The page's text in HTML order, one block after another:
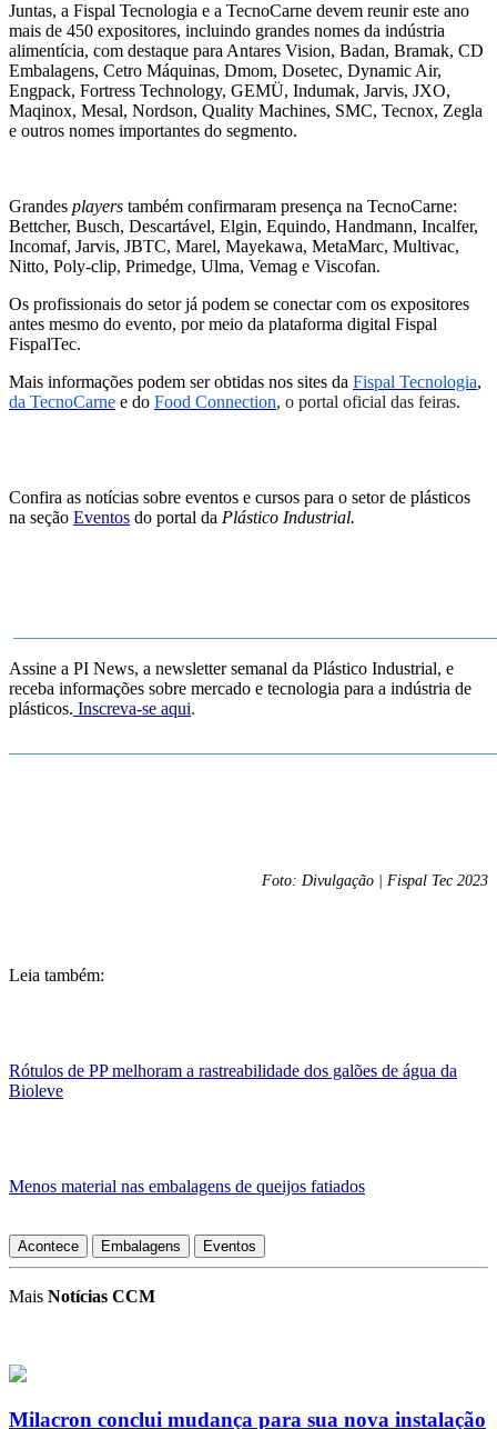
Juntas, a Fispal Tecnologia e a TecnoCarne devem reunir este ano
mais de 450 expositores, incluindo grandes nomes da indústria
alimentícia, com destaque para Antares Vision, Badan, Bramak, CD
Embalagens, Cetro Máquinas, Dmom, Dosetec, Dynamic Air,
Engpack, Fortress Technology, GEMÜ, Indumak, Jarvis, JXO,
Maqinox, Mesal, Nordson, Quality Machines, SMC, Tecnox, Zegla
e outros nomes importantes do segmento.
Grandes players também confirmaram presença na TecnoCarne:
Bettcher, Busch, Descartável, Elgin, Equindo, Handmann, Incalfer,
Incomaf, Jarvis, JBTC, Marel, Mayekawa, MetaMarc, Multivac,
Nitto, Poly-clip, Primedge, Ulma, Vemag e Viscofan.
Os profissionais do setorjá podem se conectar com os expositores
antes mesmo do evento, por meio da plataforma digital Fispal
FispalTec.
Mais informações podem ser obtidas nos sites da Fispal Tecnologia,
da TecnoCarne e do Food Connection, o portal oficial das feiras.
Confira as notícias sobre eventos e cursos para o setor de plásticos
na seção Eventos do portal da Plástico Industrial.
Assine a PI News, a newsletter semanal da Plástico Industrial, e
receba informações sobre mercado e tecnologia para a indústria de
plásticos. Inscreva-se aqui.
Foto: Divulgação | Fispal Tec 2023
Leia também:
Rótulos de PP melhoram a rastreabilidade dos galões de água da
Bioleve
Menos material nas embalagens de queijos fatiados
Acontece Embalagens Eventos
Mais Notícias CCM
Milacron conclui mudança para sua nova instalação